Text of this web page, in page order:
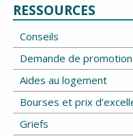
RESSOURCES
Conseils
Demande de
Aides au logement
Bourses et prix
Griefs